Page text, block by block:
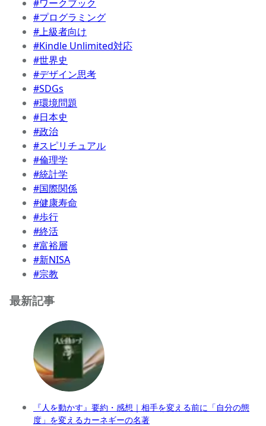
#ワークブック
#プログラミング
#上級者向け
#Kindle Unlimited対応
#世界史
#デザイン思考
#SDGs
#環境問題
#日本史
#政治
#スピリチュアル
#倫理学
#統計学
#国際関係
#健康寿命
#歩行
#終活
#富裕層
#新NISA
#宗教
最新記事
『人を動かす』要約・感想｜相手を変える前に「自分の態
度」を変えるカーネギーの名著